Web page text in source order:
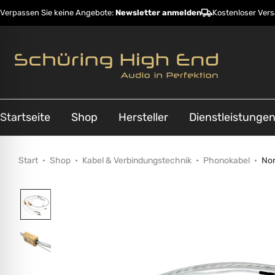
Verpassen Sie keine Angebote: Newsletter anmelden Kostenloser
Startseite Shop Hersteller Dienstleistungen
Start Shop Kabel & Verbindungstechnik Phonokabel